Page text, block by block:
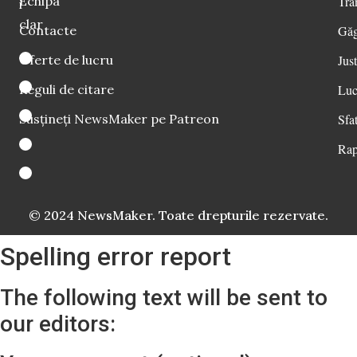
i
clar
Contacte
Oferte de lucru
Reguli de citare
Susțineți NewsMaker pe Patreon
© 2024 NewsMaker. Toate drepturile rezervate.
Spelling error report
The following text will be sent to
our editors: